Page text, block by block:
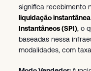
significa recebimento
liquidação
Instantâneos (SPI), o
baseadas nessa
modalidades, com